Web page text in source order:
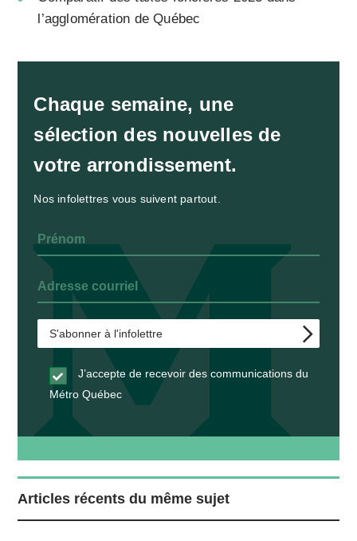
l’agglomération de Québec
Chaque semaine, une
sélection des nouvelles de
votre arrondissement.
Nos infolettres vous suivent partout.
J’accepte de recevoir des communications du
Métro Québec
Articles récents du même sujet